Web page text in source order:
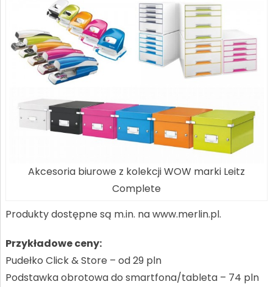
Akcesoria biurowe z kolekcji WOW marki Leitz
Complete
Produkty dostępne są m.in. na www.merlin.pl.
Przykładowe ceny:
Pudełko Click & Store – od 29 pln
Podstawka obrotowa do smartfona/tableta – 74 pln